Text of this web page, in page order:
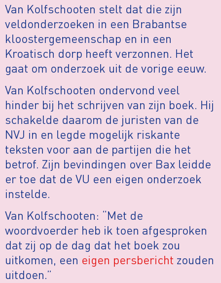
Van Kolfschooten stelt dat die zijn
veldonderzoeken in een Brabantse
kloostergemeenschap en in een
Kroatisch dorp heeft verzonnen. Het
gaat om onderzoek uit de vorige eeuw.
Van Kolfschooten ondervond veel
hinder bij het schrijven van zijn boek. Hij
schakelde daarom de juristen van de
NVJ in en legde mogelijk riskante
teksten voor aan de partijen die het
betrof. Zijn bevindingen over Bax leidde
er toe dat de VU een eigen onderzoek
instelde.
Van Kolfschooten: “Met de
woordvoerder heb ik toen afgesproken
dat zij op de dag dat het boek zou
uitkomen, een eigen persbericht zouden
uitdoen.”